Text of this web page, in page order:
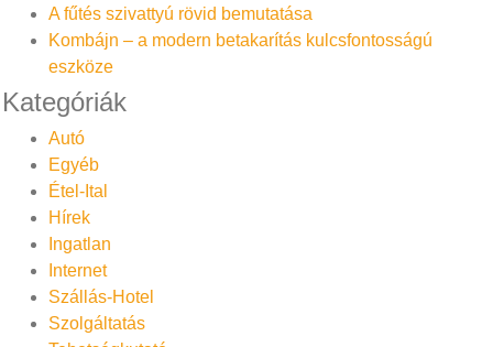
A fűtés szivattyú rövid bemutatása
Kombájn – a modern betakarítás kulcsfontosságú
eszköze
Kategóriák
Autó
Egyéb
Étel-Ital
Hírek
Ingatlan
Internet
Szállás-Hotel
Szolgáltatás